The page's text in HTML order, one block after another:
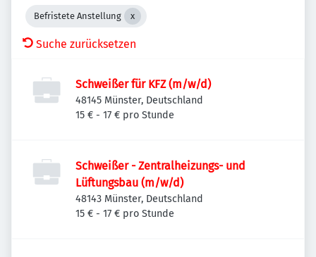
Befristete Anstellung
Suche zurücksetzen
Schweißer für KFZ (m/w/d)
48145 Münster, Deutschland
15 € - 17 € pro Stunde
Schweißer - Zentralheizungs- und
Lüftungsbau (m/w/d)
48143 Münster, Deutschland
15 € - 17 € pro Stunde